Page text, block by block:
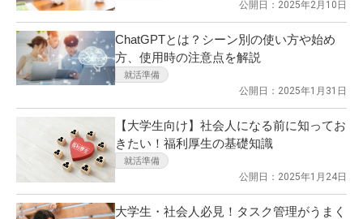
公開日：2025年2月10日
ChatGPTとは？シーン別の使い方や始め
方、使用時の注意点を解説
就活準備
公開日：2025年1月31日
【大学生向け】社会人になる前に知ってお
きたい！福利厚生の基礎知識
就活準備
公開日：2025年1月24日
大学生・社会人必見！タスク管理がうまく